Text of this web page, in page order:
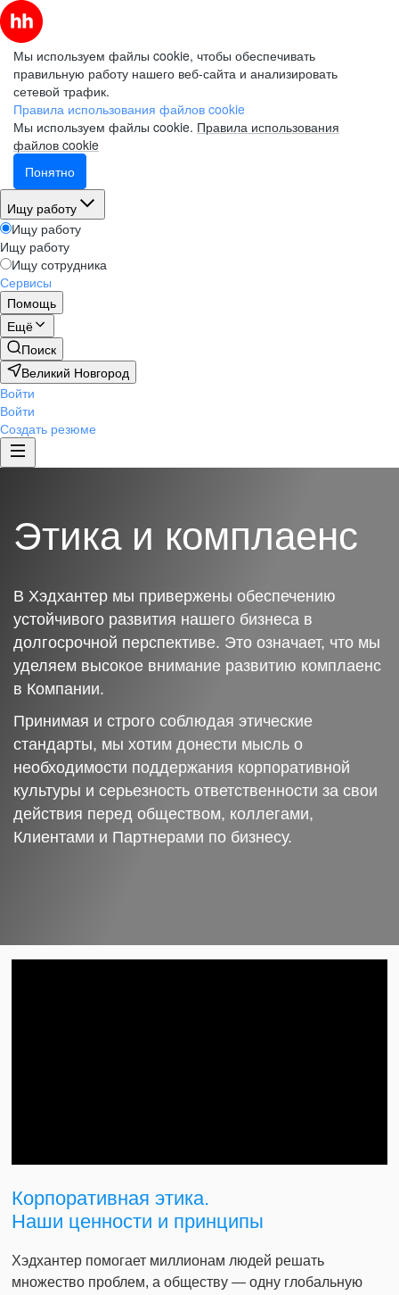
Мы используем файлы cookie, чтобы обеспечивать
правильную работу нашего веб-сайта и анализировать
сетевой трафик.
Правила использования файлов cookie
Мы используем файлы cookie. Правила использования
файлов cookie
Понятно
Ищу работу
Ищу работу
Ищу работу
Ищу сотрудника
Сервисы
Помощь
Ещё
Поиск
Великий Новгород
Войти
Войти
Создать резюме
Этика и комплаенс
В Хэдхантер мы привержены обеспечению
устойчивого развития нашего бизнеса в
долгосрочной перспективе. Это означает, что мы
уделяем высокое внимание развитию комплаенс
в Компании.
Принимая и строго соблюдая этические
стандарты, мы хотим донести мысль о
необходимости поддержания корпоративной
культуры и серьезность ответственности за свои
действия перед обществом, коллегами,
Клиентами и Партнерами по бизнесу.
Корпоративная этика.
Наши ценности и принципы
Хэдхантер помогает миллионам людей решать
множество проблем, а обществу — одну глобальную